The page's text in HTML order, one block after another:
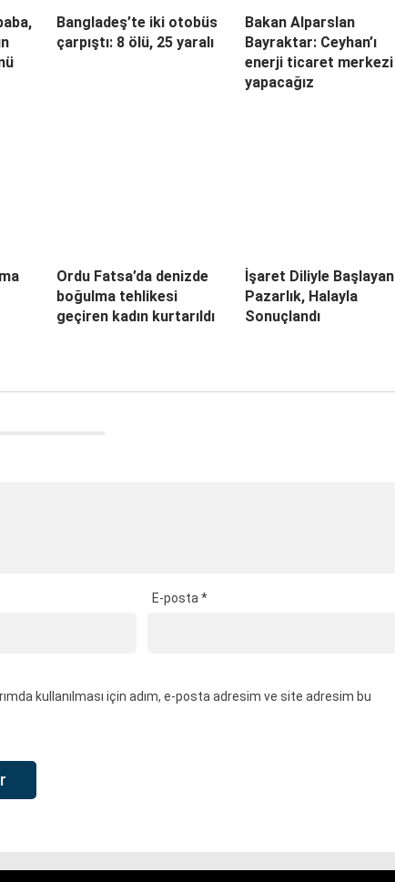
Bangladeş’te iki otobüs
çarpıştı: 8 ölü, 25 yaralı
Bakan Alparslan
Bayraktar: Ceyhan’ı
enerji ticaret merkezi
yapacağız
Ordu Fatsa’da denizde
boğulma tehlikesi
geçiren kadın kurtarıldı
İşaret Diliyle Başlayan
Pazarlık, Halayla
Sonuçlandı
E-posta *
kullanılması için adım, e-posta adresim ve site adresim bu